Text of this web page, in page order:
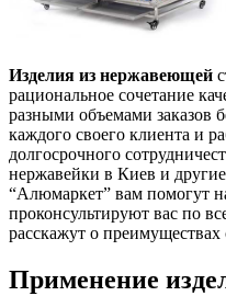
Изделия из нержавеющей
рациональное сочетание
разными объемами заказов
каждого своего клиента и
долгосрочного
нержавейки в Киев и
“Алюмаркет” вам помогут
проконсультируют вас по
расскажут о преимуществах
Применение